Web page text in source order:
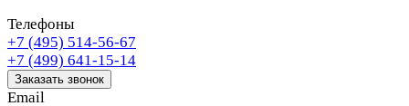
Телефоны
+7 (495) 514-56-67
+7 (499) 641-15-14
Заказать звонок
Email